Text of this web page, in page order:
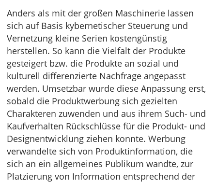
Anders als mit der großen Maschinerie lassen
sich auf Basis kybernetischer Steuerung und
Vernetzung kleine Serien kostengünstig
herstellen. So kann die Vielfalt der Produkte
gesteigert bzw. die Produkte an sozial und
kulturell differenzierte Nachfrage angepasst
werden. Umsetzbar wurde diese Anpassung erst,
sobald die Produktwerbung sich gezielten
Charakteren zuwenden und aus ihrem Such- und
Kaufverhalten Rückschlüsse für die Produkt- und
Designentwicklung ziehen konnte. Werbung
verwandelte sich von Produktinformation, die
sich an ein allgemeines Publikum wandte, zur
Platzierung von Information entsprechend der